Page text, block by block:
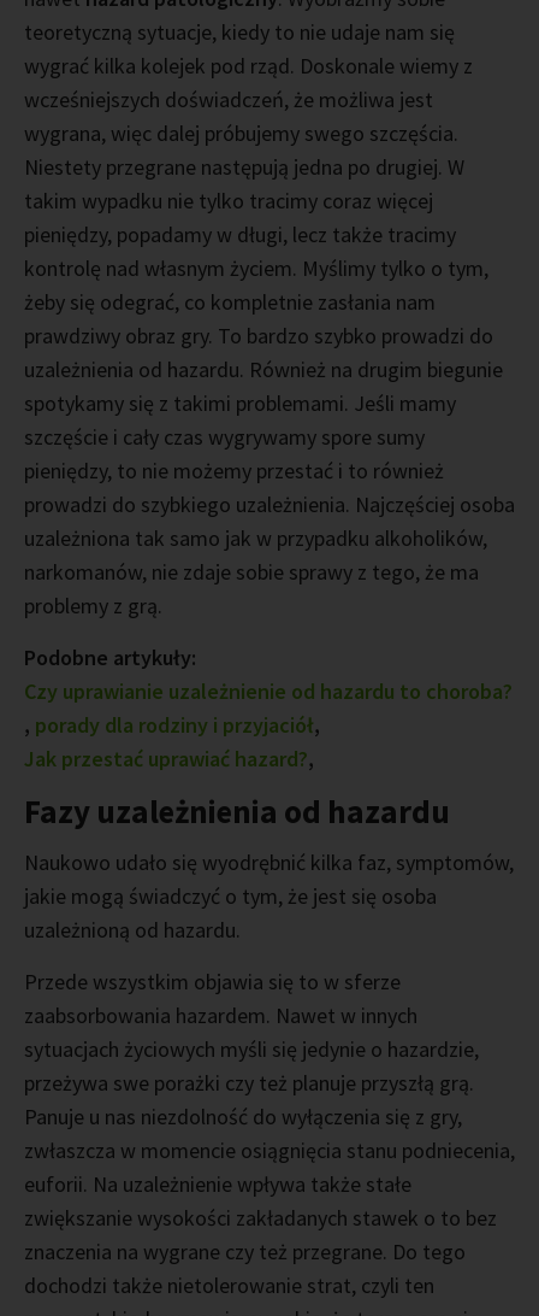
teoretyczną sytuacje, kiedy to nie udaje nam się
wygrać kilka kolejek pod rząd. Doskonale wiemy z
wcześniejszych doświadczeń, że możliwa jest
wygrana, więc dalej próbujemy swego szczęścia.
Niestety przegrane następują jedna po drugiej. W
takim wypadku nie tylko tracimy coraz więcej
pieniędzy, popadamy w długi, lecz także tracimy
kontrolę nad własnym życiem. Myślimy tylko o tym,
żeby się odegrać, co kompletnie zasłania nam
prawdziwy obraz gry. To bardzo szybko prowadzi do
uzależnienia od hazardu. Również na drugim biegunie
spotykamy się z takimi problemami. Jeśli mamy
szczęście i cały czas wygrywamy spore sumy
pieniędzy, to nie możemy przestać i to również
prowadzi do szybkiego uzależnienia. Najczęściej osoba
uzależniona tak samo jak w przypadku alkoholików,
narkomanów, nie zdaje sobie sprawy z tego, że ma
problemy z grą.
Podobne artykuły:
Czy uprawianie uzależnienie od hazardu to choroba?
, porady dla rodziny i przyjaciół,
Jak przestać uprawiać hazard?,
Fazy uzależnienia od hazardu
Naukowo udało się wyodrębnić kilka faz, symptomów,
jakie mogą świadczyć o tym, że jest się osoba
uzależnioną od hazardu.
Przede wszystkim objawia się to w sferze
zaabsorbowania hazardem. Nawet w innych
sytuacjach życiowych myśli się jedynie o hazardzie,
przeżywa swe porażki czy też planuje przyszłą grą.
Panuje u nas niezdolność do wyłączenia się z gry,
zwłaszcza w momencie osiągnięcia stanu podniecenia,
euforii. Na uzależnienie wpływa także stałe
zwiększanie wysokości zakładanych stawek o to bez
znaczenia na wygrane czy też przegrane. Do tego
dochodzi także nietolerowanie strat, czyli ten